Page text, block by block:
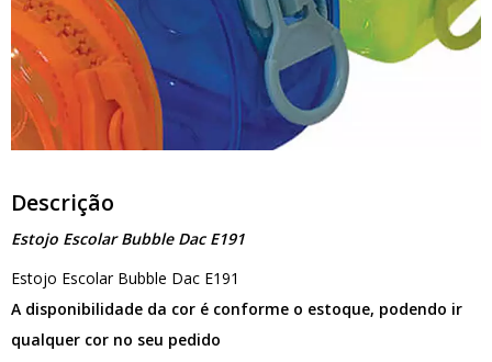
Descrição
Estojo Escolar Bubble Dac E191
Estojo Escolar Bubble Dac E191
A disponibilidade da cor é conforme o estoque, podendo ir
qualquer cor no seu pedido